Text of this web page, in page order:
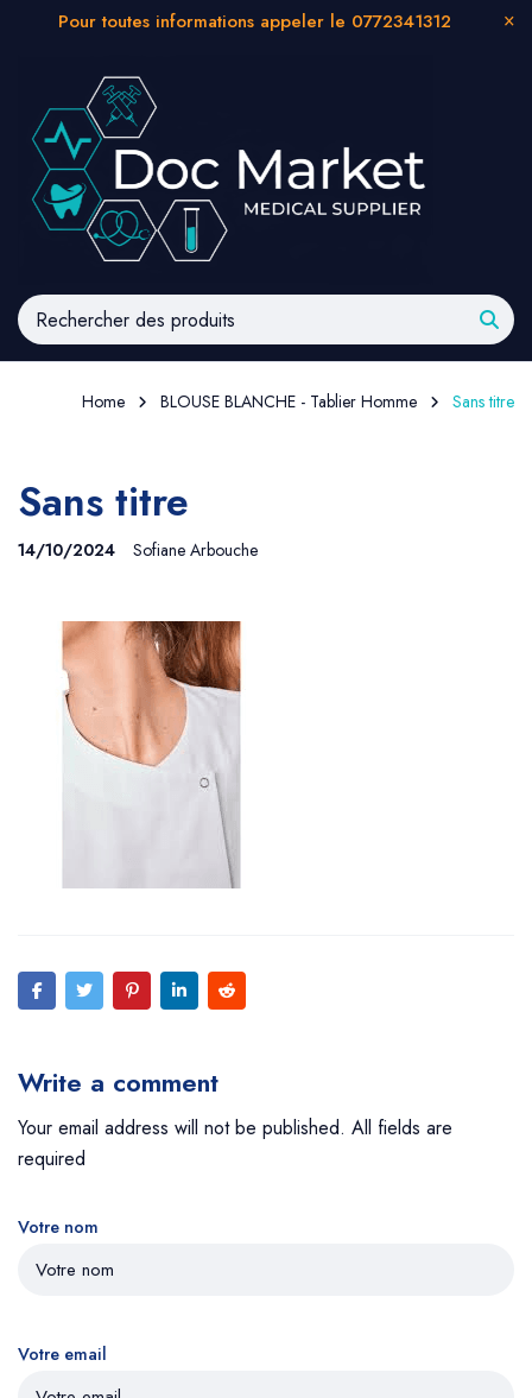
Pour toutes informations appeler le 0772341312
Home BLOUSE BLANCHE - Tablier Homme Sans titre
Sans titre
14/10/2024 Sofiane Arbouche
Write a comment
Your email address will not be published. All fields are
required
Votre nom
Votre email